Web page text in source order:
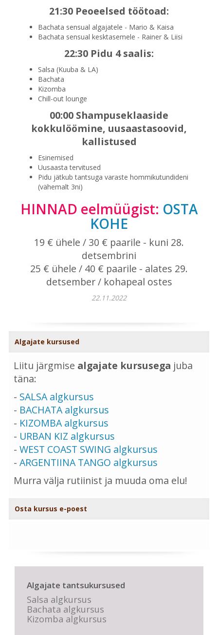
21:30 Peoeelsed töötoad:
Bachata sensual algajatele - Mario & Kaisa
Bachata sensual kesktasemele - Rainer & Liisi
22:30 Pidu 4 saalis:
Salsa (Kuuba & LA)
Bachata
Kizomba
Chill-out lounge
00:00 Shampuseklaaside
kokkulöömine, uusaastasoovid,
kallistused
Esinemised
Uusaasta tervitused
Pidu jätkub tantsuga varaste hommikutundideni
(vähemalt 3ni)
HINNAD eelmüügist: OSTA
KOHE
19 € ühele / 30 € paarile - kuni 28.
detsembrini
25 € ühele / 40 € paarile - alates 29.
detsember / kohapeal ostes
22.11.2022
Algajate kursused
Liitu järgmise algajate kursusega juba
täna:
- SALSA algkursus
- BACHATA algkursus
- KIZOMBA algkursus
- URBAN KIZ algkursus
- WEST COAST SWING algkursus
- ARGENTIINA TANGO algkursus
Murra välja rutiinist ja muuda oma elu!
Osta kursus e-poest
Algajate tantsukursused
Salsa algkursus
Bachata algkursus
Kizomba algkursus